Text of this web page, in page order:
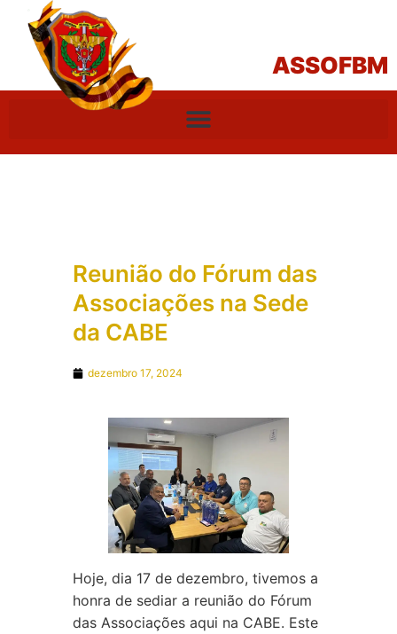
ASSOFBM
Reunião do Fórum das
Associações na Sede
da CABE
dezembro 17, 2024
Hoje, dia 17 de dezembro, tivemos a
honra de sediar a reunião do Fórum
das Associações aqui na CABE. Este